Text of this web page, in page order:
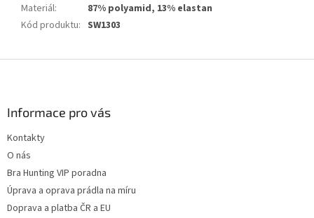
Materiál:
87% polyamid, 13% elastan
Kód produktu: SW1303
Informace pro vás
Kontakty
O nás
Bra Hunting VIP poradna
Úprava a oprava prádla na míru
Doprava a platba ČR a EU